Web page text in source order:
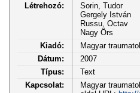
Létrehozó:
Sorin, Tudor
Gergely István
Russu, Octav
Nagy Örs
Kiadó:
Magyar
Dátum:
2007
Típus:
Text
Kapcsolat:
Magyar